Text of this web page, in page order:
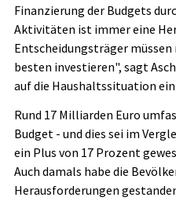
Finanzierung der Budgets
Aktivitäten ist immer eine
Entscheidungsträger
besten investieren", sagt
auf die Haushaltssituation
Rund 17 Milliarden Euro
Budget - und dies sei im
ein Plus von 17 Prozent
Auch damals habe die
Herausforderungen